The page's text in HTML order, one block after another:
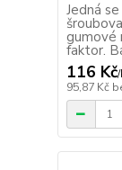
Jedná
gumové
faktor.
116 Kč/
95,87 Kč